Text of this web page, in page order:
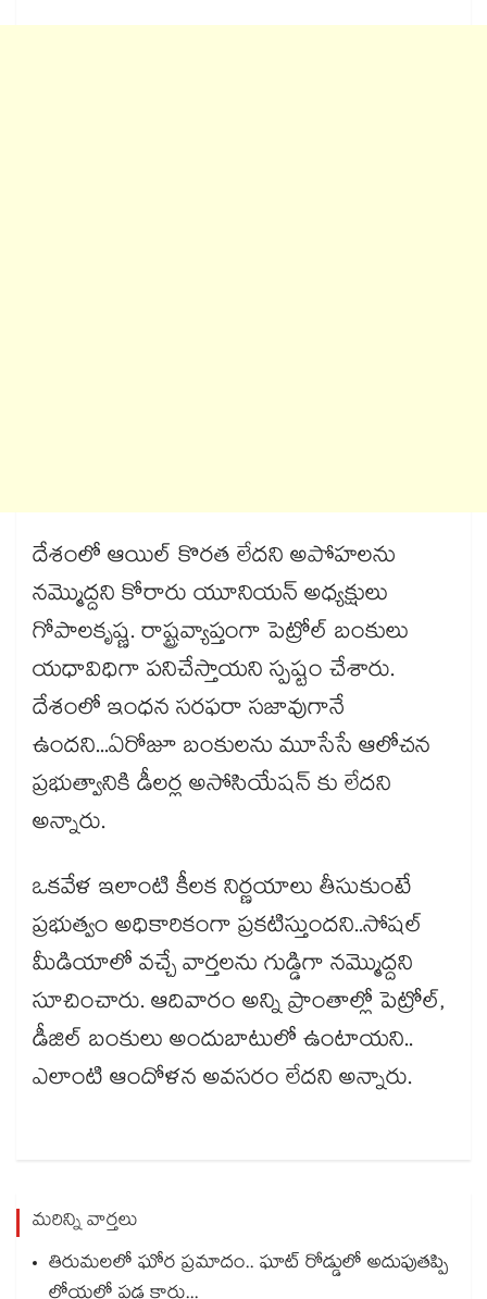
దేశంలో ఆయిల్ కొరత లేదని అపోహలను
నమ్మొద్దని కోరారు యూనియన్ అధ్యక్షులు
గోపాలకృష్ణ. రాష్ట్రవ్యాప్తంగా పెట్రోల్ బంకులు
యధావిధిగా పనిచేస్తాయని స్పష్టం చేశారు.
దేశంలో ఇంధన సరఫరా సజావుగానే
ఉందని...ఏరోజూ బంకులను మూసేసే ఆలోచన
ప్రభుత్వానికి డీలర్ల అసోసియేషన్ కు లేదని
అన్నారు.
ఒకవేళ ఇలాంటి కీలక నిర్ణయాలు తీసుకుంటే
ప్రభుత్వం అధికారికంగా ప్రకటిస్తుందని..సోషల్
మీడియాలో వచ్చే వార్తలను గుడ్డిగా నమ్మొద్దని
సూచించారు. ఆదివారం అన్ని ప్రాంతాల్లో పెట్రోల్,
డీజిల్ బంకులు అందుబాటులో ఉంటాయని..
ఎలాంటి ఆందోళన అవసరం లేదని అన్నారు.
మరిన్ని వార్తలు
తిరుమలలో ఘోర ప్రమాదం.. ఘాట్ రోడ్డులో అదుపుతప్పి